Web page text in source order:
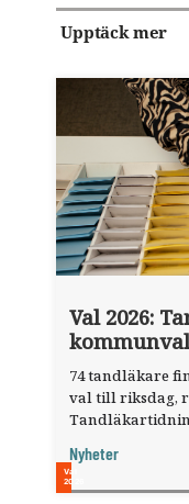
Upptäck mer
Val 2026:
74 tandläkare
val till riksdag,
Nyheter